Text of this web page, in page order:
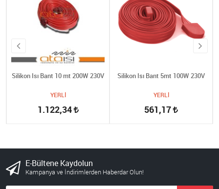
Silikon Isı Bant 10 mt 200W 230V
YERLİ
1.122,34
Silikon Isı Bant 5mt 100W 230V
YERLİ
561,17
E-Bültene Kaydolun
Kampanya ve İndirimlerden Haberdar Olun!